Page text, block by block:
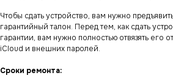
Чтобы сдать устройство, вам нужно
гарантийный талон. Перед тем, как сдать
гарантии, вам нужно полностью отвязять его
iCloud и внешних паролей.
Сроки ремонта: